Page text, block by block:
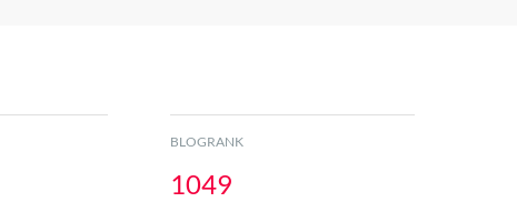
BLOGRANK
1049